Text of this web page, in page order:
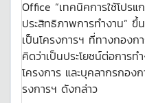
Office “เทคนิคการใช้โปร
ประสิทธิภาพการทำงาน”
เป็นโครงการฯ ที่ทางกองก
คิดว่าเป็นประโยชน์ต่อการ
โครงการ และบุคลากรกอง
รงการฯ ดังกล่าว